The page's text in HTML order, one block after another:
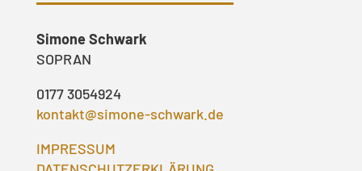
Simone Schwark
SOPRAN
0177 3054924
kontakt@simone-schwark.de
IMPRESSUM